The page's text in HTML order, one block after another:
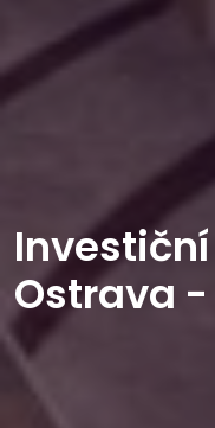
Investiční
Ostrava